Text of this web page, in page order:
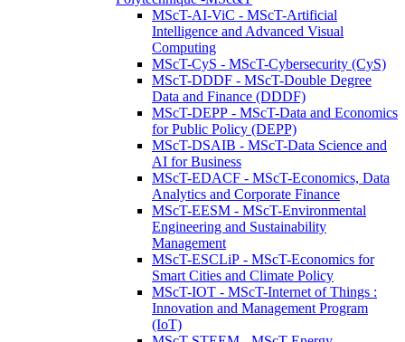
MScT-AI-ViC - MScT-Artificial
Intelligence and Advanced Visual
Computing
MScT-CyS - MScT-Cybersecurity (CyS)
MScT-DDDF - MScT-Double Degree
Data and Finance (DDDF)
MScT-DEPP - MScT-Data and Economics
for Public Policy (DEPP)
MScT-DSAIB - MScT-Data Science and
AI for Business
MScT-EDACF - MScT-Economics, Data
Analytics and Corporate Finance
MScT-EESM - MScT-Environmental
Engineering and Sustainability
Management
MScT-ESCLiP - MScT-Economics for
Smart Cities and Climate Policy
MScT-IOT - MScT-Internet of Things :
Innovation and Management Program
(IoT)